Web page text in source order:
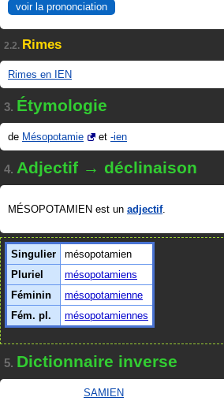
voir la prononciation
2.2. Rimes
Rimes en IEN
3. Étymologie
de Mésopotamie et -ien
4. Adjectif → déclinaison
MÉSOPOTAMIEN est un adjectif.
Singulier
mésopotamien
Pluriel
mésopotamiens
Féminin
mésopotamienne
Fém. pl.
mésopotamiennes
5. Dictionnaire inverse
SAMIEN